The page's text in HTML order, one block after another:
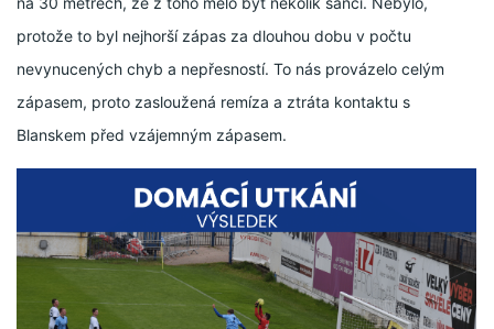
STARŠÍ PŘÍPRAVKA R 2012 + 2013
MLADŠÍ PŘÍPRAVKA R2014-2015
PODPORUJÍ NÁŠ KLUB
protože to byl nejhorší zápas za dlouhou dobu v počtu
nevynucených chyb a nepřesností. To nás provázelo celým
zápasem, proto zasloužená remíza a ztráta kontaktu s
Blanskem před vzájemným zápasem.